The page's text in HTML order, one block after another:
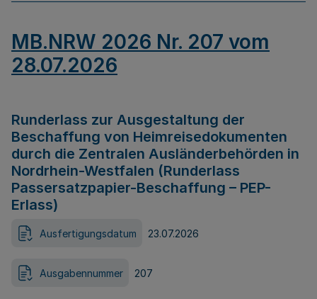
MB.NRW 2026 Nr. 207 vom
28.07.2026
Runderlass zur Ausgestaltung der
Beschaffung von Heimreisedokumenten
durch die Zentralen Ausländerbehörden in
Nordrhein-Westfalen (Runderlass
Passersatzpapier-Beschaffung – PEP-
Erlass)
Ausfertigungsdatum 23.07.2026
Ausgabennummer 207